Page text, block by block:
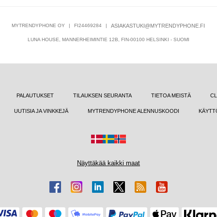
MYTRENDYPHONE OY | FI24469284 | ASIAKASTUKI@MYTRENDYPHONE.FI
LUNA HOUSE, MANNERHEIMINTIE 12B, FIN-00100 HELSINKI - SUOMI
PALAUTUKSET TILAUKSEN SEURANTA TIETOA MEISTÄ
UUTISIA JA VINKKEJÄ MYTRENDYPHONE ALENNUSKOODI
Näyttäkää kaikki maat